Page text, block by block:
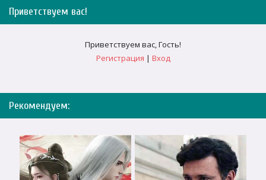
Приветствуем вас!
Приветствуем вас,Гость!
Регистрация | Вход
Рекомендуем: